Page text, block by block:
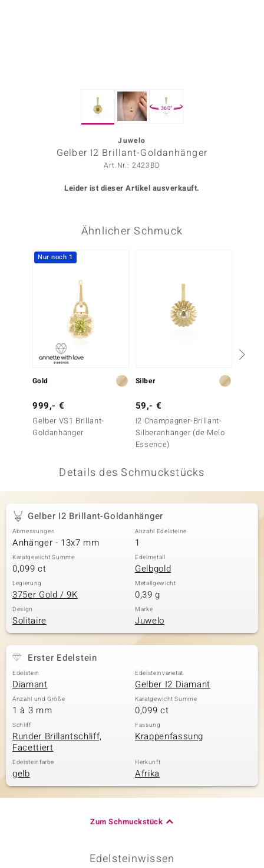
BY DE MELO
Classics
360°
Juwelo
Gelber I2 Brillant-Goldanhänger
Art.Nr.: 2423BD
Leider ist dieser Artikel ausverkauft.
Ähnlicher Schmuck
Nur noch 1
Gold
999,- €
Gelber VS1 Brillant-
Goldanhänger
Silber
59,- €
I2 Champagner-Brillant-
Silberanhänger (de Melo
Essence)
Details des Schmuckstücks
Gelber I2 Brillant-Goldanhänger
Abmessungen
Anhänger - 13x7 mm
Anzahl Edelsteine
1
Karatgewicht Summe
0,099 ct
Edelmetall
Gelbgold
Legierung
375er Gold / 9K
Metallgewicht
0,39 g
Design
Solitaire
Marke
Juwelo
Erster Edelstein
Edelstein
Diamant
Edelsteinvarietät
Gelber I2 Diamant
Anzahl und Größe
1 à 3 mm
Karatgewicht Summe
0,099 ct
Schliff
Runder Brillantschliff,
Facettiert
Fassung
Krappenfassung
Edelsteinfarbe
gelb
Herkunft
Afrika
Zum Schmuckstück
Edelsteinwissen